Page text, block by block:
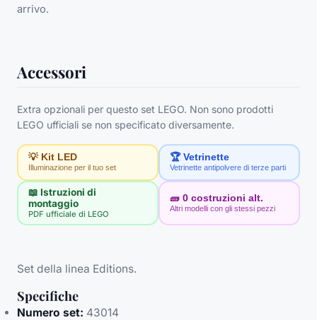
arrivo.
Accessori
Extra opzionali per questo set LEGO. Non sono prodotti
LEGO ufficiali se non specificato diversamente.
💡 Kit LED
Illuminazione per il tuo set
🏆 Vetrinette
Vetrinette antipolvere di terze parti
📖 Istruzioni di
montaggio
PDF ufficiale di LEGO
🧱 0 costruzioni alt.
Altri modelli con gli stessi pezzi
Set della linea Editions.
Specifiche
Numero set: 43014